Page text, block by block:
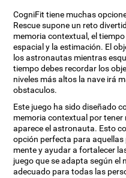
CogniFit tiene muchas
Rescue supone un reto
memoria contextual, el
espacial y la estimación. El
los astronautas mientras
tiempo debes recordar los
niveles más altos la nave irá
obstaculos.
Este juego ha sido diseñado
memoria contextual por tener
aparece el astronauta. Esto
opción perfecta para
mente y ayudar a fortalecer
juego que se adapta según el
adecuado para todas las